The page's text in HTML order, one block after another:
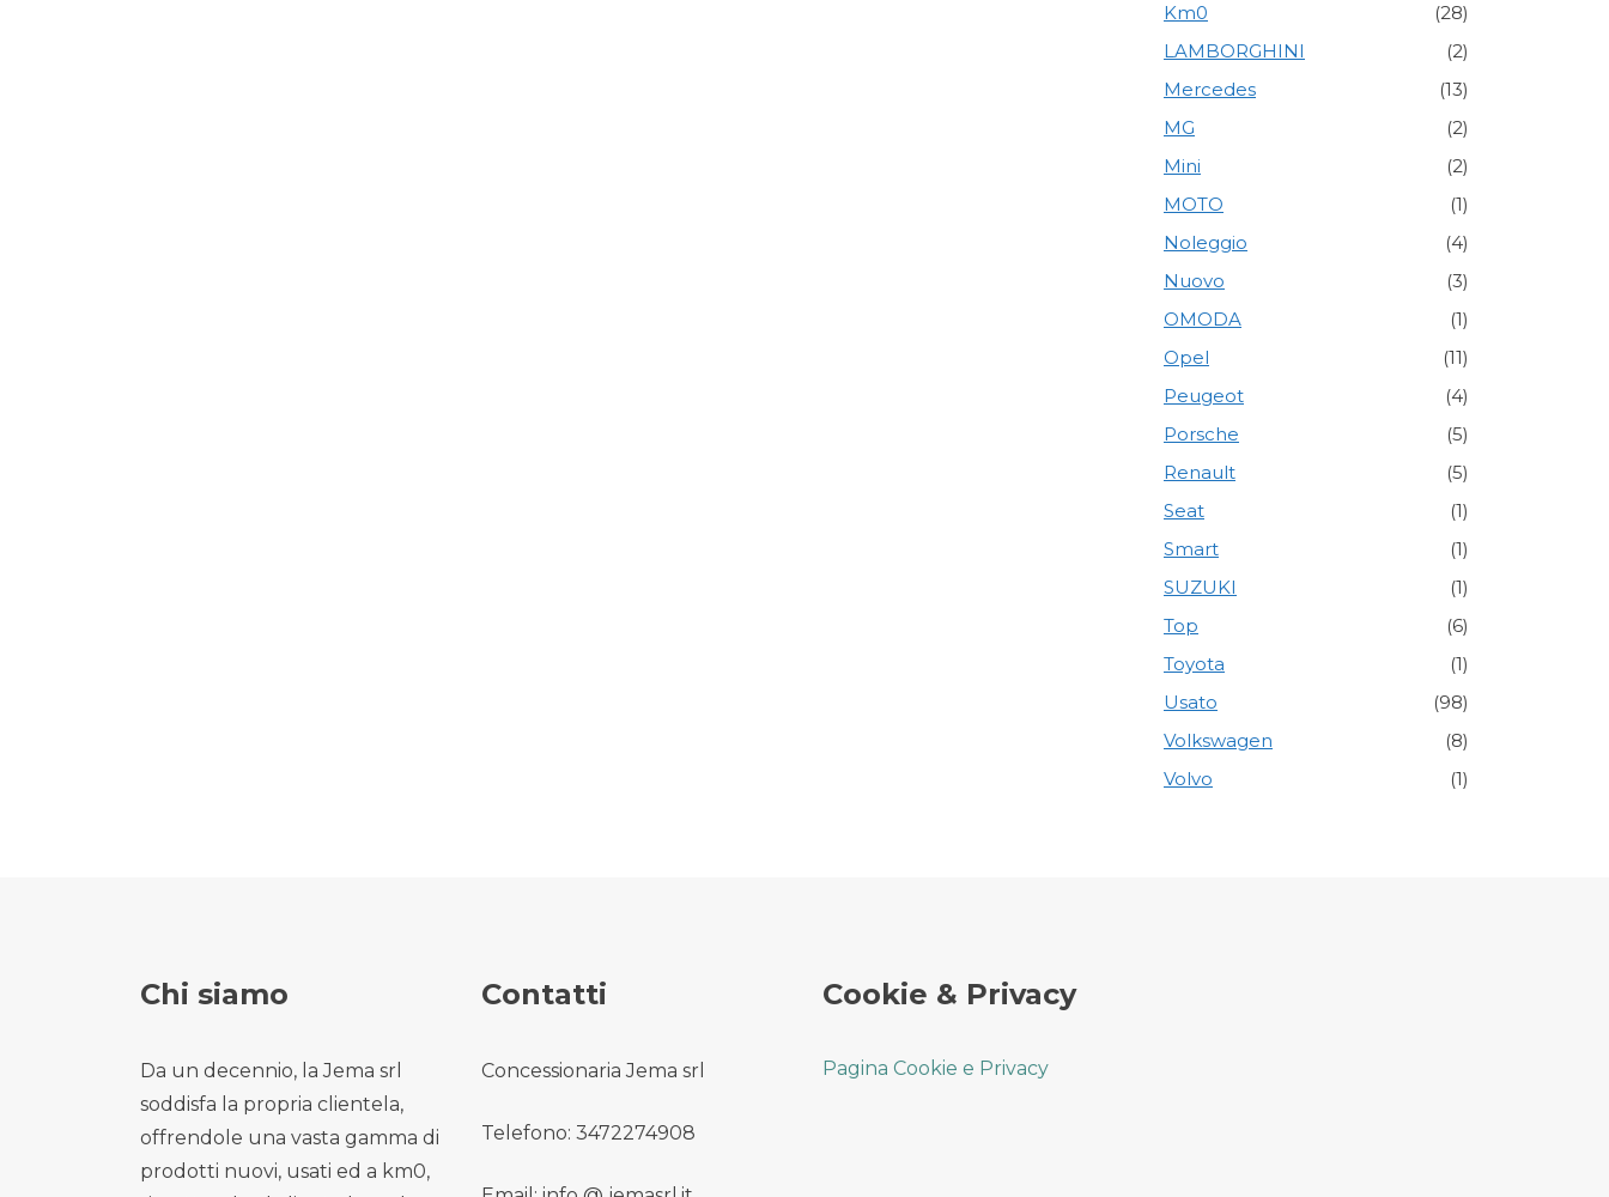
Km0
(28)
LAMBORGHINI
(2)
Mercedes
(13)
MG
(2)
Mini
(2)
MOTO
(1)
Noleggio
(4)
Nuovo
(3)
OMODA
(1)
Opel
(11)
Peugeot
(4)
Porsche
(5)
Renault
(5)
Seat
(1)
Smart
(1)
SUZUKI
(1)
Top
(6)
Toyota
(1)
Usato
(98)
Volkswagen
(8)
Volvo
(1)
Chi siamo
Da un decennio, la Jema srl
soddisfa la propria clientela,
offrendole una vasta gamma di
prodotti nuovi, usati ed a km0,
Contatti
Concessionaria Jema srl
Telefono: 3472274908
Cookie & Privacy
Pagina Cookie e Privacy